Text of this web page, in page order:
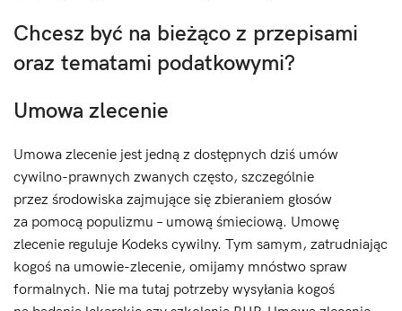
Chcesz być na bieżąco z przepisami
oraz tematami podatkowymi?
Umowa zlecenie
Umowa zlecenie jest jedną z dostępnych dziś umów
cywilno-prawnych zwanych często, szczególnie
przez środowiska zajmujące się zbieraniem głosów
za pomocą populizmu – umową śmieciową. Umowę
zlecenie reguluje Kodeks cywilny. Tym samym, zatrudniając
kogoś na umowie-zlecenie, omijamy mnóstwo spraw
formalnych. Nie ma tutaj potrzeby wysyłania kogoś